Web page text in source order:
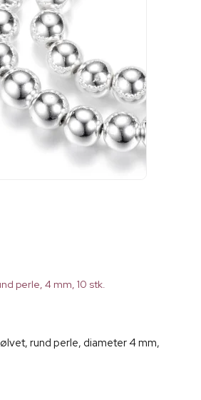
perle, 4 mm, 10 stk.
rund perle, diameter 4 mm,